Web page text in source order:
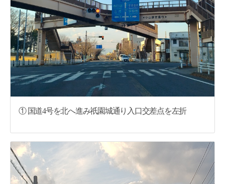
① 国道4号を北へ進み祇園城通り入口交差点を左折